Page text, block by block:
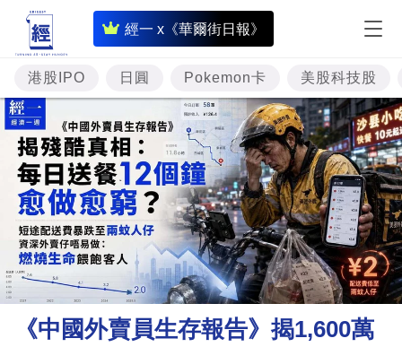
經一 x《華爾街日報》
即
時
財
經
專
題
投
資
理
財
港股IPO 日圓 Pokemon卡 美股科技股
《中國外賣員生存報告》揭1,600萬